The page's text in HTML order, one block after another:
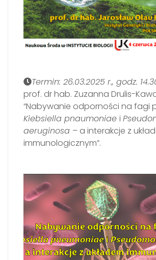
Termin: 26.03.2025 r., godz.
prof. dr hab. Zuzanna Drulis-
“Nabywanie odporności na fagi
Kiebsiella pnaumoniae i
aeruginosa – a interakcje z
immunologicznym”.